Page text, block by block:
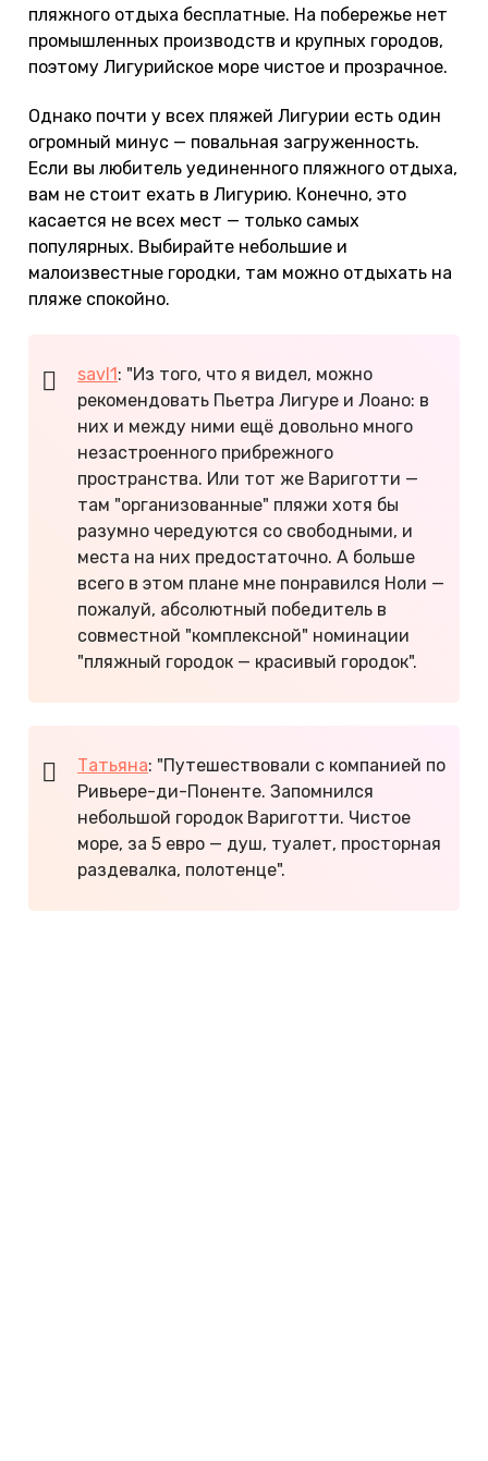
пляжного отдыха бесплатные. На побережье нет
промышленных производств и крупных городов,
поэтому Лигурийское море чистое и прозрачное.
Однако почти у всех пляжей Лигурии есть один
огромный минус — повальная загруженность.
Если вы любитель уединенного пляжного отдыха,
вам не стоит ехать в Лигурию. Конечно, это
касается не всех мест — только самых
популярных. Выбирайте небольшие и
малоизвестные городки, там можно отдыхать на
пляже спокойно.
savl1 : "Из того, что я видел, можно
рекомендовать Пьетра Лигуре и Лоано: в
них и между ними ещё довольно много
незастроенного прибрежного
пространства. Или тот же Вариготти —
там "организованные" пляжи хотя бы
разумно чередуются со свободными, и
места на них предостаточно. А больше
всего в этом плане мне понравился Ноли —
пожалуй, абсолютный победитель в
совместной "комплексной" номинации
"пляжный городок — красивый городок".
Татьяна: "Путешествовали с компанией по
Ривьере-ди-Поненте. Запомнился
небольшой городок Вариготти. Чистое
море, за 5 евро — душ, туалет, просторная
раздевалка, полотенце".